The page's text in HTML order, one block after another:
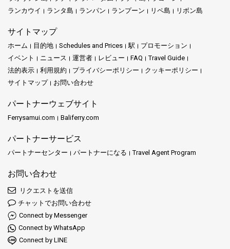
ランカウイ
ランタ島 ランパン ランプーン リペ島 リボン島
サイトマップ
ホーム 目的地 Schedules and Prices 駅
プロモーション
イベント
ニュース 運営者 レビュー FAQ
Travel Guide
法的表示
利用規約 プライバシーポリシー
クッキーポリシー
サイトマップ
お問い合わせ
パートナーウェブサイト
Ferrysamui.com Baliferry.com
パートナーサービス
パートナーセンター パートナーになる Travel Agent Program
お問い合わせ
リクエストを送信
チャットでお問い合わせ
Connect by Messenger
Connect by WhatsApp
Connect by LINE